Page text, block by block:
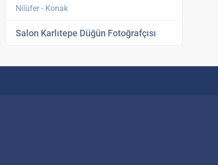
Nilüfer - Konak
Salon Karlıtepe Düğün Fotoğrafçısı